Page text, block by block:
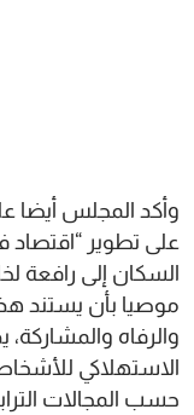
وأكد المجلس أيضا
على تطوير
السكان إلى رافعة
موصيا بأن يستند
والرفاه
الاستهلاكي
حسب المجالات